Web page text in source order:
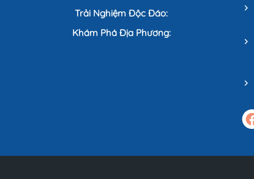
Trải Nghiệm Độc Đáo:
Khám Phá Địa Phương: